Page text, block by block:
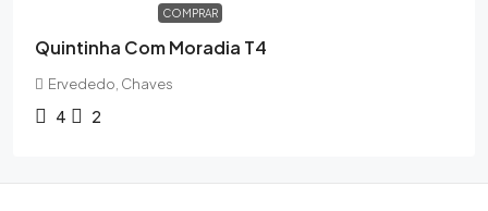
COMPRAR
Quintinha Com Moradia T4
Ervededo, Chaves
4 2